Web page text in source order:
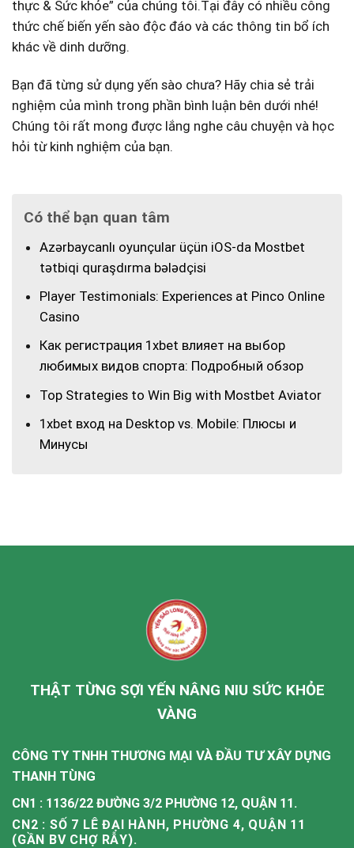
thực⁣ & Sức khỏe” của chúng tôi.Tại đây có nhiều công
thức chế biến yến ‌sào độc đáo và các thông tin bổ ích
khác ​về dinh dưỡng.
Bạn đã từng sử ‍dụng yến sào chưa? Hãy chia sẻ‍ trải
nghiệm của ⁤mình trong phần bình luận bên dưới nhé!
Chúng tôi rất mong được lắng nghe​ câu chuyện và ​học​
hỏi​ từ kinh nghiệm của bạn.
Có thể bạn quan tâm
Azərbaycanlı oyunçular üçün iOS-da Mostbet
tətbiqi quraşdırma bələdçisi
Player Testimonials: Experiences at Pinco Online
Casino
Как регистрация 1xbet влияет на выбор
любимых видов спорта: Подробный обзор
Top Strategies to Win Big with Mostbet Aviator
1xbet вход на Desktop vs. Mobile: Плюсы и
Минусы
THẬT TỪNG SỢI YẾN NÂNG NIU SỨC KHỎE
VÀNG
CÔNG TY TNHH THƯƠNG MẠI VÀ ĐẦU TƯ XÂY DỰNG
THANH TÙNG
CN1 : 1136/22 ĐƯỜNG 3/2 PHƯỜNG 12, QUẬN 11.
CN2 : SỐ 7 LÊ ĐẠI HÀNH, PHƯỜNG 4, QUẬN 11
(GẦN BV CHỢ RẪY).